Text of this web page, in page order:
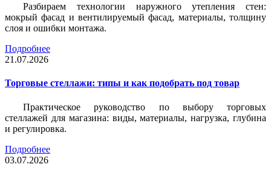
Разбираем технологии наружного утепления стен:
мокрый фасад и вентилируемый фасад, материалы, толщину
слоя и ошибки монтажа.
Подробнее
21.07.2026
Торговые стеллажи: типы и как подобрать под товар
Практическое руководство по выбору торговых
стеллажей для магазина: виды, материалы, нагрузка, глубина
и регулировка.
Подробнее
03.07.2026